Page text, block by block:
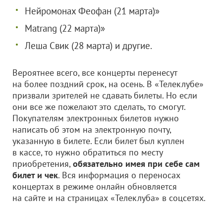
Нейромонах Феофан (21 марта)»
Matrang (22 марта)»
Леша Свик (28 марта) и другие.
Вероятнее всего, все концерты перенесут
на более поздний срок, на осень. В «Телеклубе»
призвали зрителей не сдавать билеты. Но если
они все же пожелают это сделать, то смогут.
Покупателям электронных билетов нужно
написать об этом на электронную почту,
указанную в билете. Если билет был куплен
в кассе, то нужно обратиться по месту
приобретения,обязательно имея при себе сам
билет и чек. Вся информация о переносах
концертах в режиме онлайн обновляется
на сайте и на страницах «Телеклуба» в соцсетях.